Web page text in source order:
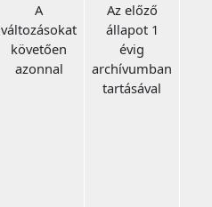
A
változásokat
követően
azonnal
Az előző
állapot 1
évig
archívumban
tartásával